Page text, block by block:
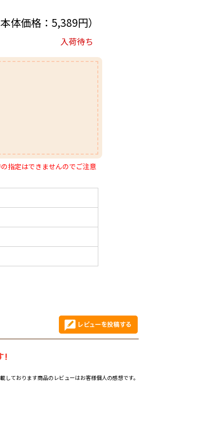
体価格：5,389円）
入荷待ち
指定はできませんのでご注意
!
しております商品のレビューはお客様個人の感想です。